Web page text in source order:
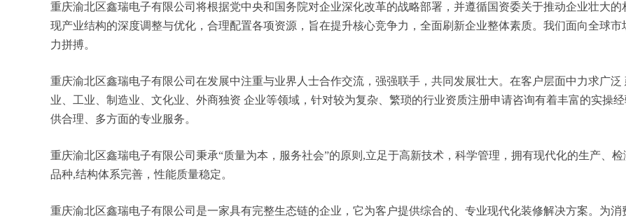
重庆渝北区鑫瑞电子有限公司将根据党中央和国务院对企业深化改革的战略部署，并遵循国资委关于推动企业壮大
现产业结构的深度调整与优化，合理配置各项资源，旨在提升核心竞争力，全面刷新企业整体素质。我们面向全球
力拼搏。
重庆渝北区鑫瑞电子有限公司在发展中注重与业界人士合作交流，强强联手，共同发展壮大。在客户层面中力求广
业、工业、制造业、文化业、外商独资 企业等领域，针对较为复杂、繁琐的行业资质注册申请咨询有着丰富的实操
供合理、多方面的专业服务。
重庆渝北区鑫瑞电子有限公司秉承“质量为本，服务社会”的原则,立足于高新技术，科学管理，拥有现代化的生产、
品种,结构体系完善，性能质量稳定。
重庆渝北区鑫瑞电子有限公司是一家具有完整生态链的企业，它为客户提供综合的、专业现代化装修解决方案。为